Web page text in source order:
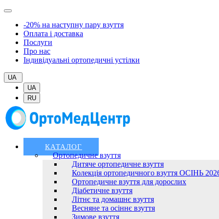
-20% на наступну пару взуття
Оплата і доставка
Послуги
Про нас
Індивідуальні ортопедичні устілки
UA
UA
RU
КАТАЛОГ
Ортопедичне взуття
Дитяче ортопедичне взуття
Колекція ортопедичного взуття ОСІНЬ
Ортопедичне взуття для дорослих
Діабетичне взуття
Літнє та домашнє взуття
Весняне та осіннє взуття
Зимове взуття